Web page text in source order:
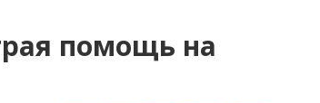
помощь на